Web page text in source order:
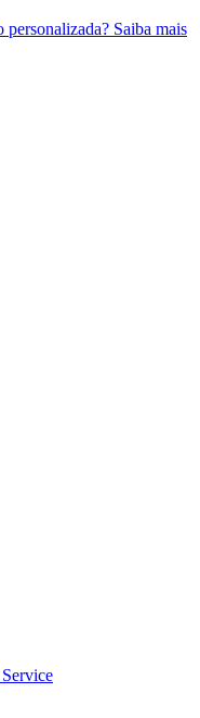
personalizada? Saiba mais